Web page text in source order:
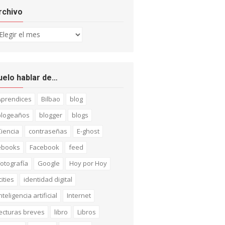
hablar de…
Bilbao
blog
blogger
blogs
contraseñas
E-ghost
Facebook
feed
Google
Hoy por Hoy
identidad digital
artificial
Internet
breves
libro
Libros